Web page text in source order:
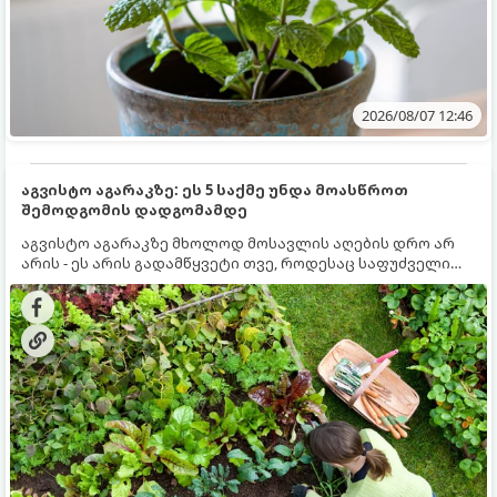
2026/08/07 12:46
აგვისტო აგარაკზე: ეს 5 საქმე უნდა მოასწროთ
შემოდგომის დადგომამდე
აგვისტო აგარაკზე მხოლოდ მოსავლის აღების დრო არ
არის - ეს არის გადამწყვეტი თვე, როდესაც საფუძველი
ეყრება მომავალი წლის მოსავალს და ბაღი მზადდება
შემოდგომა-ზამთრის სეზონისთვის. იმისათვის, რომ
ნიადაგმა ენერგია აღიდგინოს, ხოლო მცენარეებმა
ზამთარს გაუძლონ, აგვისტოს ბოლომდე 5
მნიშვნელოვანი საქმის გაკეთება უნდა მოასწროთ: